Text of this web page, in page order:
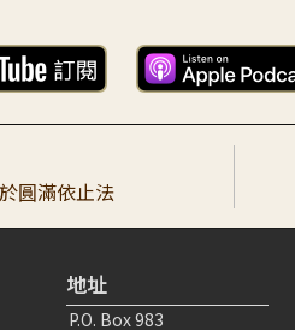
圓滿依止法
地址
P.O. Box 983